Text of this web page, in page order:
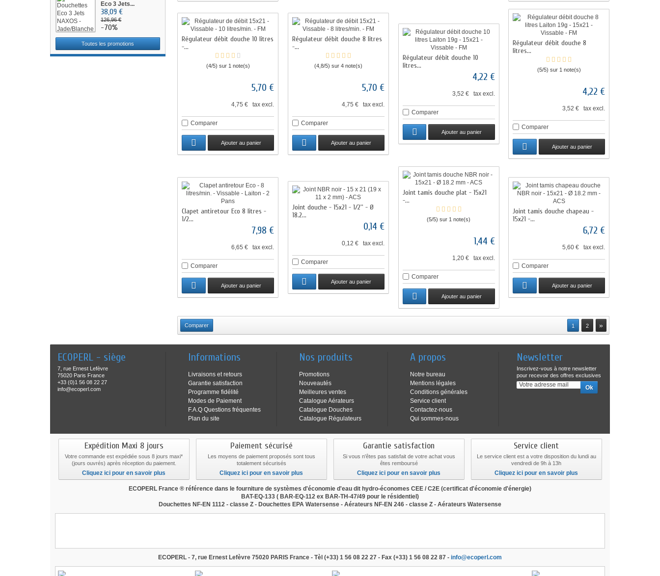
Eco 3 Jets...
38,09 €
126,96 €
-70%
Toutes les promotions
Régulateur débit douche 10 litres
-...
(4/5) sur 1 note(s)
5,70 €
4,75 € tax excl.
Comparer
Ajouter au panier
Régulateur débit douche 8 litres
-...
(4,8/5) sur 4 note(s)
5,70 €
4,75 € tax excl.
Comparer
Ajouter au panier
Régulateur débit douche 10
litres...
4,22 €
3,52 € tax excl.
Comparer
Ajouter au panier
Régulateur débit douche 8
litres...
(5/5) sur 1 note(s)
4,22 €
3,52 € tax excl.
Comparer
Ajouter au panier
Clapet antiretour Eco 8 litres -
1/2...
7,98 €
6,65 € tax excl.
Comparer
Ajouter au panier
Joint douche - 15x21 - 1/2'' - Ø
18.2...
0,14 €
0,12 € tax excl.
Comparer
Ajouter au panier
Joint tamis douche plat - 15x21
-...
(5/5) sur 1 note(s)
1,44 €
1,20 € tax excl.
Comparer
Ajouter au panier
Joint tamis douche chapeau -
15x21 -...
6,72 €
5,60 € tax excl.
Comparer
Ajouter au panier
1 2 »
ECOPERL - siège
7, rue Ernest Lefèvre
75020 Paris France
+33 (0)1 56 08 22 27
info@ecoperl.com
Informations
Livraisons et retours
Garantie satisfaction
Programme fidélité
Modes de Paiement
F.A.Q Questions fréquentes
Plan du site
Nos produits
Promotions
Nouveautés
Meilleures ventes
Catalogue Aérateurs
Catalogue Douches
Catalogue Régulateurs
A propos
Notre bureau
Mentions légales
Conditions générales
Service client
Contactez-nous
Qui sommes-nous
Newsletter
Inscrivez-vous à notre newsletter
pour recevoir des offres exclusives
Expédition Maxi 8 jours
Votre commande est expédiée sous 8 jours maxi*
(jours ouvrés) après réception du paiement.
Cliquez ici pour en savoir plus
Paiement sécurisé
Les moyens de paiement proposés sont tous
totalement sécurisés
Cliquez ici pour en savoir plus
Garantie satisfaction
Si vous n'êtes pas satisfait de votre achat vous
êtes remboursé
Cliquez ici pour en savoir plus
Service client
Le service client est a votre disposition du lundi au
vendredi de 9h à 13h
Cliquez ici pour en savoir plus
ECOPERL France ® référence dans le fourniture de systèmes d'économie d'eau dit hydro-économes CEE / C2E (certificat d'économie d'énergie)
BAT-EQ-133 ( BAR-EQ-112 ex BAR-TH-47/49 pour le résidentiel)
Douchettes NF-EN 1112 - classe Z - Douchettes EPA Watersense - Aérateurs NF-EN 246 - classe Z - Aérateurs Watersense
ECOPERL - 7, rue Ernest Lefèvre 75020 PARIS France - Tèl (+33) 1 56 08 22 27 - Fax (+33) 1 56 08 22 87 - info@ecoperl.com